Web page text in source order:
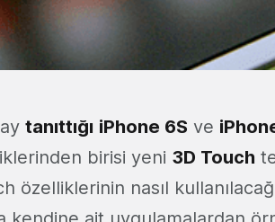
tanıttığı iPhone 6S ve
birisi yeni 3D Touch
özelliklerinin nasıl